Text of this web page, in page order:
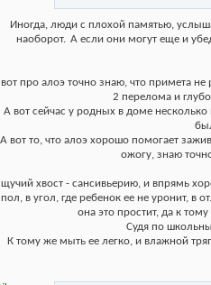
Иногда, люди с плохой памятью,
наоборот. А если они могут еще и
про алоэ точно знаю, что примета
2 перелома и
А вот сейчас у родных в доме
А вот то, что алоэ хорошо помогает
ожогу, знаю
хвост - сансивьерию, и впрямь
пол, в угол, где ребенок ее не уронит, в
она это простит, да к
Судя по
К тому же мыть ее легко, и влажной